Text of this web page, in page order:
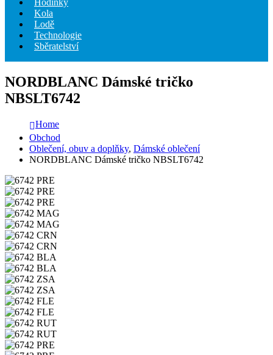
Hodinky
Kola
Lodě
Technologie
Sběratelství
NORDBLANC Dámské tričko
NBSLT6742
Home
Obchod
Oblečení, obuv a doplňky, Dámské oblečení
NORDBLANC Dámské tričko NBSLT6742